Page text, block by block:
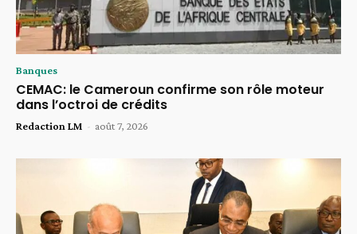
Banques
CEMAC: le Cameroun confirme son rôle moteur
dans l’octroi de crédits
Redaction LM - août 7, 2026